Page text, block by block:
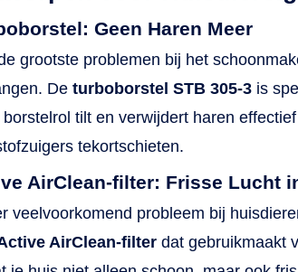
Geen Haren Meer
grootste problemen bij het
De turboborstel STB 305-3 is
tilt en verwijdert haren
tekortschieten.
AirClean-filter: Frisse Lucht
veelvoorkomend probleem bij
AirClean-filter dat gebruikmaakt